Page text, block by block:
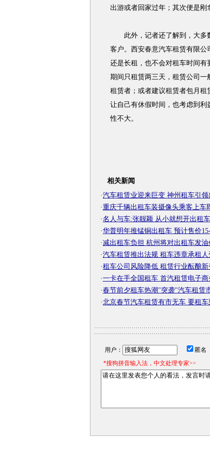
出游或者回家过年；其次便是刚
此外，记者还了解到，大多
客户。西安春意汽车租赁有限公
还是长租，也不会对租车时间
期间只租赁两三天，租赁公司
租赁者；或者建议租赁者包月
让自己有休假时间，也考虑到
性不大。
相关新闻
·汽车租赁业迎来巨变 神州租车引领
·重庆千辆出租车装摄像头乘客上车
·名人与车:张靓颖 从小就想开出租车
·华普明年推锰铜出租车 预计售价
·减出租车负担 杭州将对出租车发
·汽车租赁推出法规 租车违章承租人
·租车公司风险降低 租赁行业酝酿新
·一卡在手全国租车 首汽租赁电子商
·春节前夕租车热潮"突袭"汽车租赁
·北京春节汽车租赁有市无车 要租
用户： 匿名
*搜狗拼音输入法，中文处理专家>>